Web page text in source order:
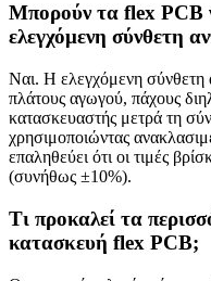
Μπορούν τα flex PCB
ελεγχόμενη σύνθετη
Ναι. Η ελεγχόμενη σύνθετη
πλάτους αγωγού, πάχους
κατασκευαστής μετρά τη
χρησιμοποιώντας
επαληθεύει ότι οι τιμές
(συνήθως ±10%).
Τι προκαλεί τα
κατασκευή flex PCB;